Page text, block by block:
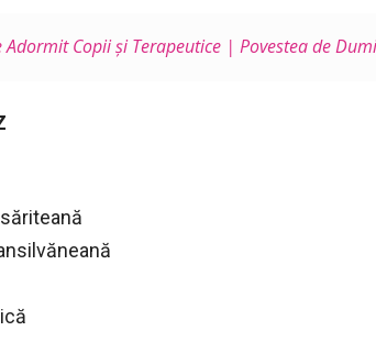
Adormit Copii şi Terapeutice | Povestea de